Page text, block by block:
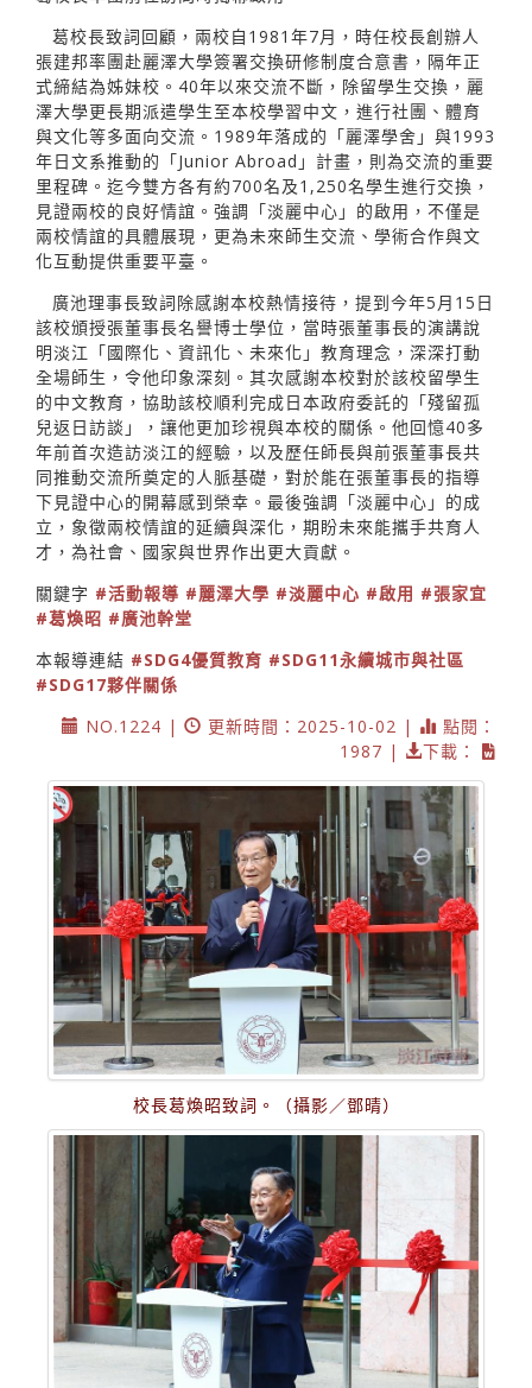
葛校長致詞回顧，兩校自1981年7月，時任校長創辦人
張建邦率團赴麗澤大學簽署交換研修制度合意書，隔年正
式締結為姊妹校。40年以來交流不斷，除留學生交換，麗
澤大學更長期派遣學生至本校學習中文，進行社團、體育
與文化等多面向交流。1989年落成的「麗澤學舍」與1993
年日文系推動的「Junior Abroad」計畫，則為交流的重要
里程碑。迄今雙方各有約700名及1,250名學生進行交換，
見證兩校的良好情誼。強調「淡麗中心」的啟用，不僅是
兩校情誼的具體展現，更為未來師生交流、學術合作與文
化互動提供重要平臺。
廣池理事長致詞除感謝本校熱情接待，提到今年5月15日
該校頒授張董事長名譽博士學位，當時張董事長的演講說
明淡江「國際化、資訊化、未來化」教育理念，深深打動
全場師生，令他印象深刻。其次感謝本校對於該校留學生
的中文教育，協助該校順利完成日本政府委託的「殘留孤
兒返日訪談」，讓他更加珍視與本校的關係。他回憶40多
年前首次造訪淡江的經驗，以及歷任師長與前張董事長共
同推動交流所奠定的人脈基礎，對於能在張董事長的指導
下見證中心的開幕感到榮幸。最後強調「淡麗中心」的成
立，象徵兩校情誼的延續與深化，期盼未來能攜手共育人
才，為社會、國家與世界作出更大貢獻。
關鍵字 #活動報導 #麗澤大學 #淡麗中心 #啟用 #張家宜
#葛煥昭 #廣池幹堂
本報導連結 #SDG4優質教育 #SDG11永續城市與社區
#SDG17夥伴關係
NO.1224 |
更新時間：2025-10-02 |
點閱：
1987 |
下載：
校長葛煥昭致詞。（攝影／鄧晴）